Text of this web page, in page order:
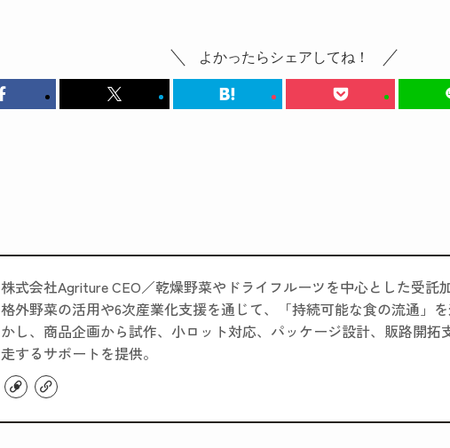
よかったらシェアしてね！
株式会社Agriture CEO／乾燥野菜やドライフルーツを中心とした受託
格外野菜の活用や6次産業化支援を通じて、「持続可能な食の流通」
かし、商品企画から試作、小ロット対応、パッケージ設計、販路開
走するサポートを提供。